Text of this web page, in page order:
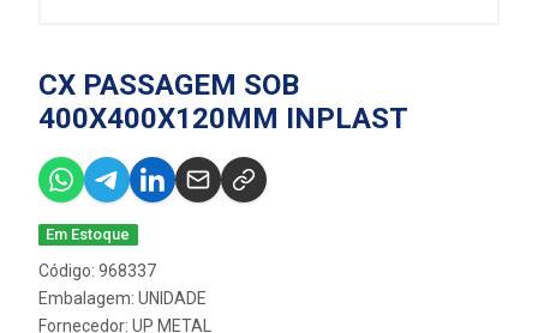
CX PASSAGEM SOB
400X400X120MM INPLAST
Em Estoque
Código: 968337
Embalagem: UNIDADE
Fornecedor: UP METAL